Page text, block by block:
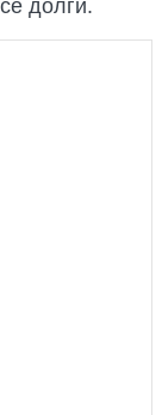
долги.